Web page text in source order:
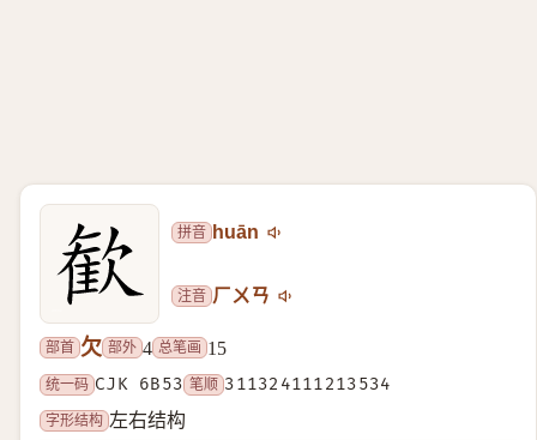
拼音 huān
注音 ㄏㄨㄢ
部首 欠 部外 4 总笔画 15
统一码 CJK 6B53 笔顺 311324111213534
字形结构 左右结构